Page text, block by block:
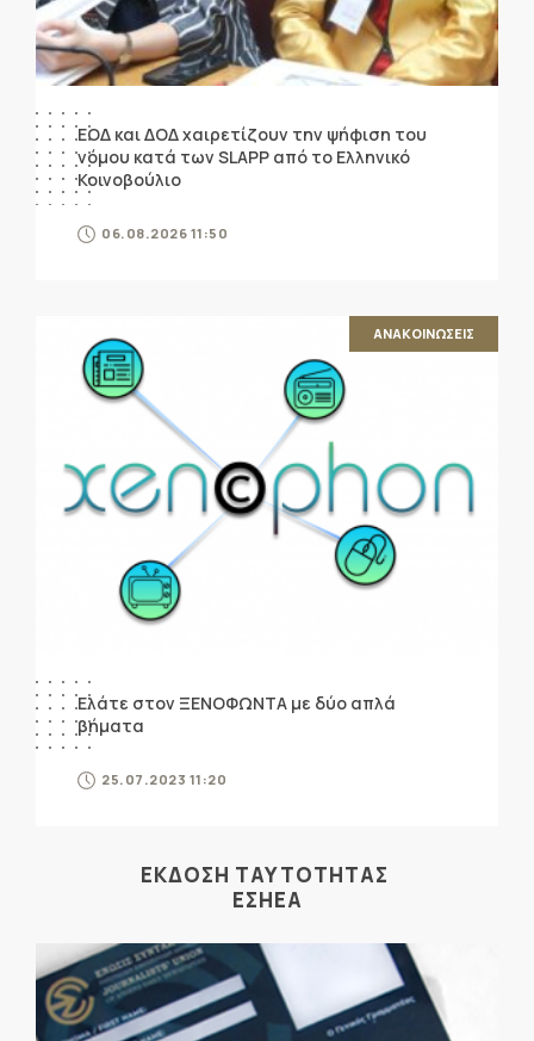
ΕΟΔ και ΔΟΔ χαιρετίζουν την ψήφιση του
νόμου κατά των SLAPP από το Ελληνικό
Κοινοβούλιο
06.08.2026 11:50
ΑΝΑΚΟΙΝΩΣΕΙΣ
Ελάτε στον ΞΕΝΟΦΩΝΤΑ με δύο απλά
βήματα
25.07.2023 11:20
ΕΚΔΟΣΗ ΤΑΥΤΟΤΗΤΑΣ
ΕΣΗΕΑ